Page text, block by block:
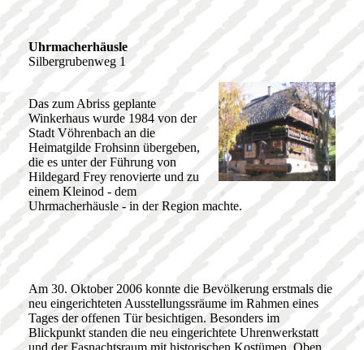
Uhrmacherhäusle
Silbergrubenweg 1
Das zum Abriss geplante
Winkerhaus wurde 1984 von der
Stadt Vöhrenbach an die
Heimatgilde Frohsinn übergeben,
die es unter der Führung von
Hildegard Frey renovierte und zu
einem Kleinod - dem
Uhrmacherhäusle - in der Region machte.
Am 30. Oktober 2006 konnte die Bevölkerung erstmals die
neu eingerichteten Ausstellungssräume im Rahmen eines
Tages der offenen Tür besichtigen. Besonders im
Blickpunkt standen die neu eingerichtete Uhrenwerkstatt